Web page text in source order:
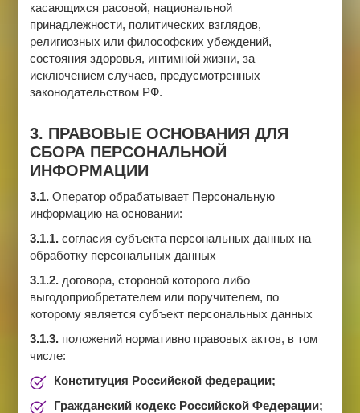
касающихся расовой, национальной
принадлежности, политических взглядов,
религиозных или философских убеждений,
состояния здоровья, интимной жизни, за
исключением случаев, предусмотренных
законодательством РФ.
3. ПРАВОВЫЕ ОСНОВАНИЯ ДЛЯ
СБОРА ПЕРСОНАЛЬНОЙ
ИНФОРМАЦИИ
3.1. Оператор обрабатывает Персональную
информацию на основании:
3.1.1. согласия субъекта персональных данных на
обработку персональных данных
3.1.2. договора, стороной которого либо
выгодоприобретателем или поручителем, по
которому является субъект персональных данных
3.1.3. положений нормативно правовых актов, в том
числе:
Конституция Российской федерации;
Гражданский кодекс Российской Федерации;